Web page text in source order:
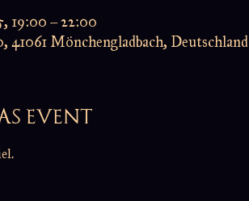
19:00 – 22:00
Mönchengladbach, Deutschland
EVENT